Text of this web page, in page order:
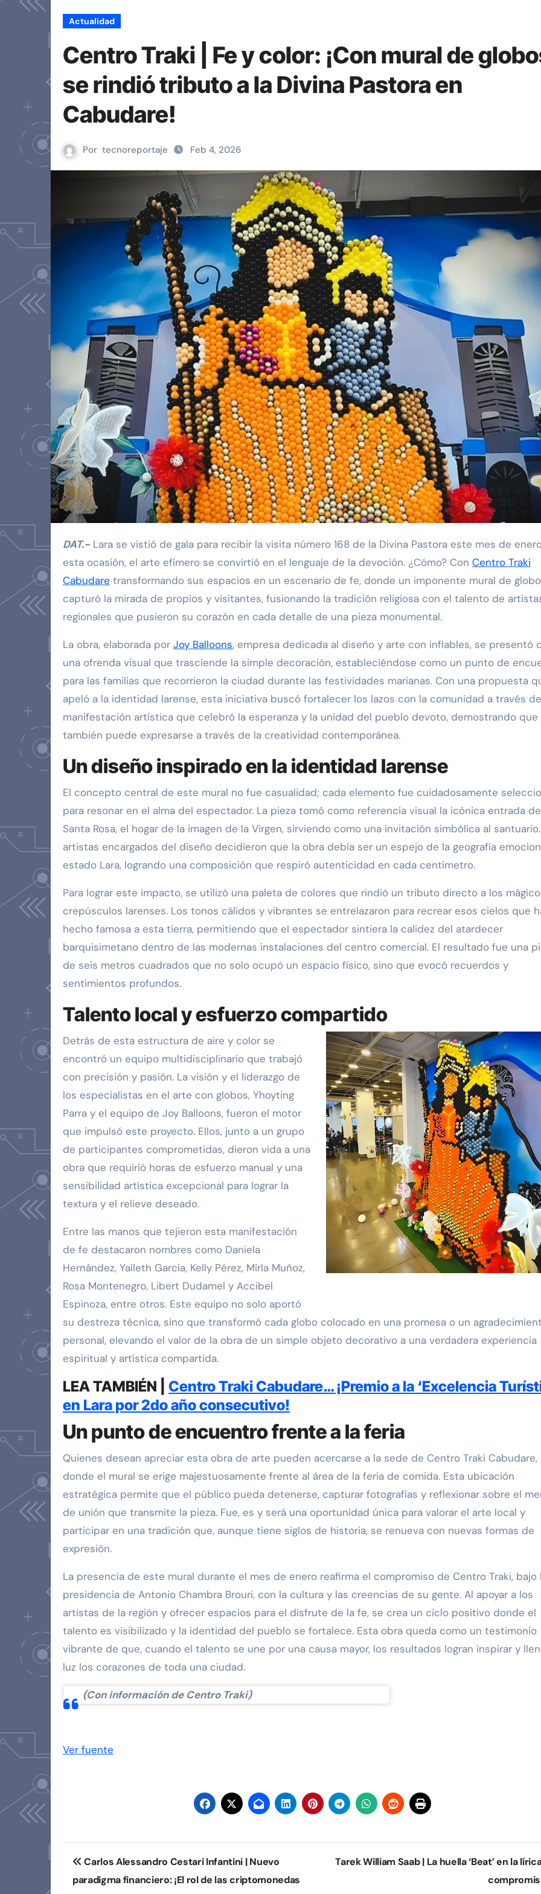
Actualidad
Centro Traki | Fe y color: ¡Con mural de
se rindió tributo a la Divina Pastora en
Cabudare!
Por tecnoreportaje Feb 4, 2026
DAT.- Lara se vistió de gala para recibir la visita número 168 de la Divina Pastora este mes de
esta ocasión, el arte efímero se convirtió en el lenguaje de la devoción. ¿Cómo? Con Centro Traki
Cabudare transformando sus espacios en un escenario de fe, donde un imponente mural de
capturó la mirada de propios y visitantes, fusionando la tradición religiosa con el talento de
regionales que pusieron su corazón en cada detalle de una pieza monumental.
La obra, elaborada por Joy Balloons, empresa dedicada al diseño y arte con inflables, se presentó
una ofrenda visual que trasciende la simple decoración, estableciéndose como un punto de
para las familias que recorrieron la ciudad durante las festividades marianas. Con una propuesta
apeló a la identidad larense, esta iniciativa buscó fortalecer los lazos con la comunidad a través
manifestación artística que celebró la esperanza y la unidad del pueblo devoto, demostrando que
también puede expresarse a través de la creatividad contemporánea.
Un diseño inspirado en la identidad larense
El concepto central de este mural no fue casualidad; cada elemento fue cuidadosamente
para resonar en el alma del espectador. La pieza tomó como referencia visual la icónica entrada de
Santa Rosa, el hogar de la imagen de la Virgen, sirviendo como una invitación simbólica al
artistas encargados del diseño decidieron que la obra debía ser un espejo de la geografía
estado Lara, logrando una composición que respiró autenticidad en cada centímetro.
Para lograr este impacto, se utilizó una paleta de colores que rindió un tributo directo a los
crepúsculos larenses. Los tonos cálidos y vibrantes se entrelazaron para recrear esos cielos que
hecho famosa a esta tierra, permitiendo que el espectador sintiera la calidez del atardecer
barquisimetano dentro de las modernas instalaciones del centro comercial. El resultado fue una
de seis metros cuadrados que no solo ocupó un espacio físico, sino que evocó recuerdos y
sentimientos profundos.
Talento local y esfuerzo compartido
Detrás de esta estructura de aire y color se
encontró un equipo multidisciplinario que trabajó
con precisión y pasión. La visión y el liderazgo de
los especialistas en el arte con globos, Yhoyting
Parra y el equipo de Joy Balloons, fueron el motor
que impulsó este proyecto. Ellos, junto a un grupo
de participantes comprometidas, dieron vida a una
obra que requirió horas de esfuerzo manual y una
sensibilidad artística excepcional para lograr la
textura y el relieve deseado.
Entre las manos que tejieron esta manifestación
de fe destacaron nombres como Daniela
Hernández, Yaileth García, Kelly Pérez, Mirla Muñoz,
Rosa Montenegro, Libert Dudamel y Accibel
Espinoza, entre otros. Este equipo no solo aportó
su destreza técnica, sino que transformó cada globo colocado en una promesa o un
personal, elevando el valor de la obra de un simple objeto decorativo a una verdadera experiencia
espiritual y artística compartida.
LEA TAMBIÉN | Centro Traki Cabudare… ¡Premio a la ‘Excelencia
en Lara por 2do año consecutivo!
Un punto de encuentro frente a la feria
Quienes desean apreciar esta obra de arte pueden acercarse a la sede de Centro Traki Cabudare,
donde el mural se erige majestuosamente frente al área de la feria de comida. Esta ubicación
estratégica permite que el público pueda detenerse, capturar fotografías y reflexionar sobre el
de unión que transmite la pieza. Fue, es y será una oportunidad única para valorar el arte local y
participar en una tradición que, aunque tiene siglos de historia, se renueva con nuevas formas de
expresión.
La presencia de este mural durante el mes de enero reafirma el compromiso de Centro Traki, bajo
presidencia de Antonio Chambra Brouri, con la cultura y las creencias de su gente. Al apoyar a los
artistas de la región y ofrecer espacios para el disfrute de la fe, se crea un ciclo positivo donde el
talento es visibilizado y la identidad del pueblo se fortalece. Esta obra queda como un testimonio
vibrante de que, cuando el talento se une por una causa mayor, los resultados logran inspirar y
luz los corazones de toda una ciudad.
(Con información de Centro Traki)
Navegación
de
Ver fuente
Navegación
de
Carlos Alessandro Cestari Infantini | Nuevo
paradigma financiero: ¡El rol de las criptomonedas
Tarek William Saab | La huella ‘Beat’ en la